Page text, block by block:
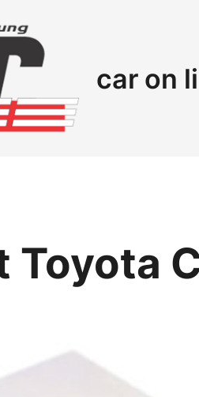
car on
Toyota